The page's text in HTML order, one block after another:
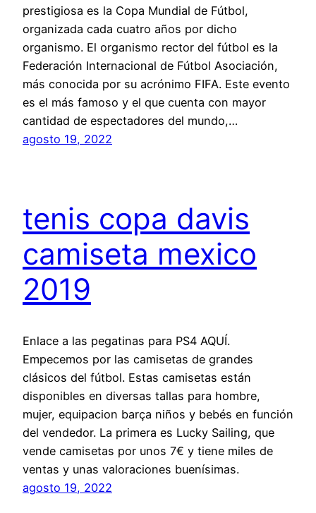
prestigiosa es la Copa Mundial de Fútbol,
organizada cada cuatro años por dicho
organismo. El organismo rector del fútbol es la
Federación Internacional de Fútbol Asociación,
más conocida por su acrónimo FIFA. Este evento
es el más famoso y el que cuenta con mayor
cantidad de espectadores del mundo,…
agosto 19, 2022
tenis copa davis
camiseta mexico
2019
Enlace a las pegatinas para PS4 AQUÍ.
Empecemos por las camisetas de grandes
clásicos del fútbol. Estas camisetas están
disponibles en diversas tallas para hombre,
mujer, equipacion barça niños y bebés en función
del vendedor. La primera es Lucky Sailing, que
vende camisetas por unos 7€ y tiene miles de
ventas y unas valoraciones buenísimas.
agosto 19, 2022